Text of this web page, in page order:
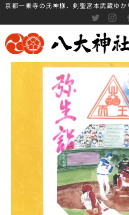
京都一乗寺の氏神様、剣聖宮本武蔵ゆか